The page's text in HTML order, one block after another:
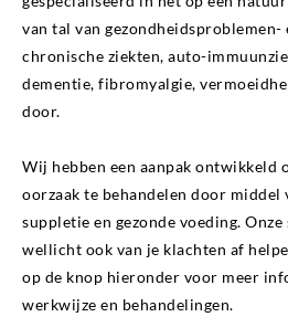
van tal van
chronische ziekten, auto-
dementie, fibromyalgie,
door.
Wij hebben een aanpak ontwikkeld
oorzaak te behandelen door
suppletie en gezonde voeding.
wellicht ook van je klachten af
op de knop hieronder voor meer
werkwijze en behandelingen.